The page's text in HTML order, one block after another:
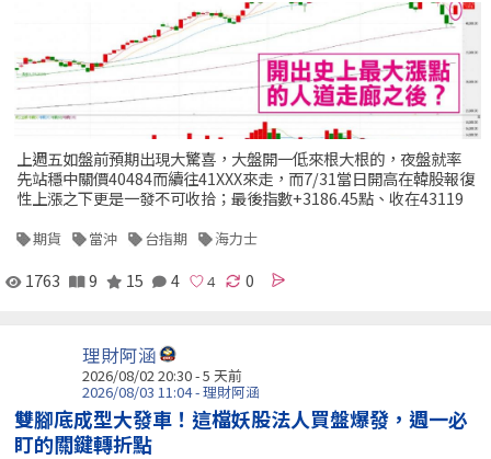
上週五如盤前預期出現大驚喜，大盤開一低來根大根的，夜盤就率
先站穩中關價40484而續往41XXX來走，而7/31當日開高在韓股報復
性上漲之下更是一發不可收拾；最後指數+3186.45點、收在43119
期貨 當沖 台指期 海力士
1763 9 15 4 0
理財阿涵
2026/08/02 20:30 - 5 天前
2026/08/03 11:04 - 理財阿涵
雙腳底成型大發車！這檔妖股法人買盤爆發，週一必
盯的關鍵轉折點